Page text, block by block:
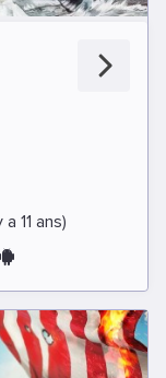
11 ans)